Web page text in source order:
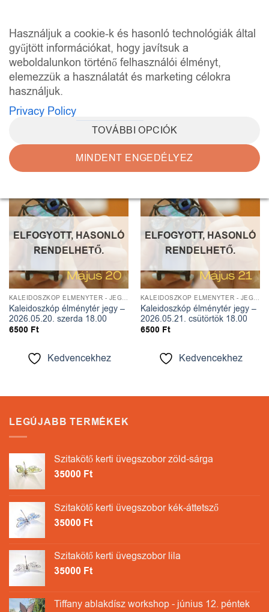
Használjuk a cookie-k és hasonló technológiák által
gyűjtött információkat, hogy javítsuk a
weboldalunkon történő felhasználói élményt,
elemezzük a használatát és marketing célokra
használjuk.
Privacy Policy
TOVÁBBI OPCIÓK
MINDENT ENGEDÉLYEZ
content
KEZDŐLAP / “ÉLMÉNYPROGRAM” CÍMKÉVEL
RENDELKEZŐ TERMÉKEK
Kedvencekhez
ELFOGYOTT, HASONLÓ
RENDELHETŐ.
KALEIDOSZKÓP ÉLMÉNYTÉR - JEGYEK
Kaleidoszkóp élménytér jegy –
2026.05.20. szerda 18.00
6500 Ft
Kedvencekhez
Kedvencekhez
ELFOGYOTT, HASONLÓ
RENDELHETŐ.
KALEIDOSZKÓP ÉLMÉNYTÉR - JEGYEK
Kaleidoszkóp élménytér jegy –
2026.05.21. csütörtök 18.00
6500 Ft
Kedvencekhez
LEGÚJABB TERMÉKEK
Szitakötő kerti üvegszobor zöld-sárga
35000 Ft
Szitakötő kerti üvegszobor kék-áttetsző
35000 Ft
Szitakötő kerti üvegszobor lila
35000 Ft
Tiffany ablakdísz workshop - június 12. péntek